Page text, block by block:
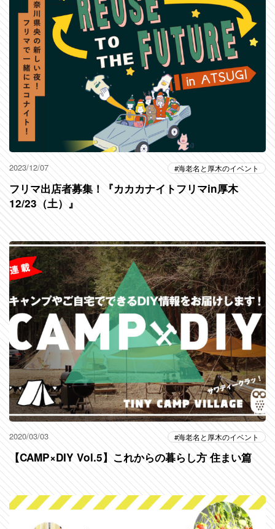
2023/12/07 海老名と厚木のイベント
フリマ出店者募集！『カカカナイトフリマin厚木
12/23（土）』
2020/03/03 海老名と厚木のイベント
【CAMP×DIY Vol.5】これからの暮らし方 住まい篇